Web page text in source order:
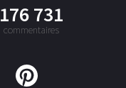
176 731
commentaires